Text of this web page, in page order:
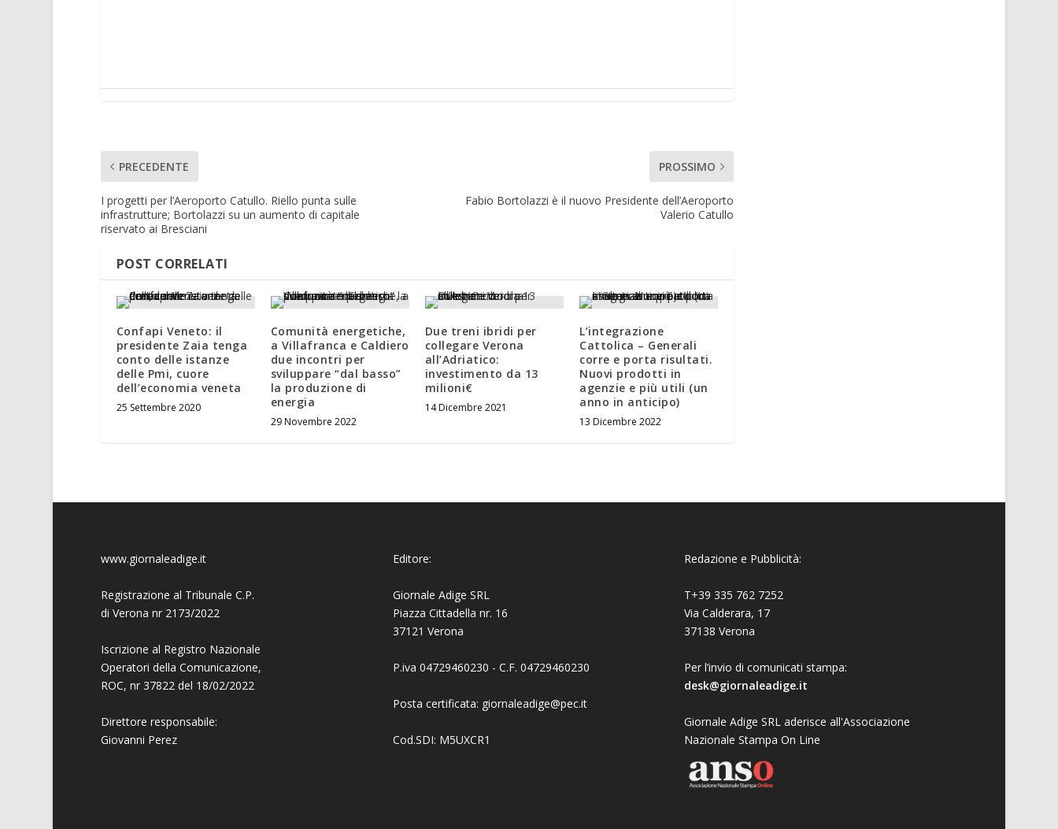
PRECEDENTE
I progetti per l’Aeroporto Catullo. Riello punta sulle
infrastrutture; Bortolazzi su un aumento di capitale
riservato ai Bresciani
PROSSIMO
Fabio Bortolazzi è il nuovo Presidente dell’Aeroporto
Valerio Catullo
POST CORRELATI
Confapi Veneto: il
presidente Zaia tenga
conto delle istanze
delle Pmi, cuore
dell’economia veneta
25 Settembre 2020
Comunità energetiche,
a Villafranca e Caldiero
due incontri per
sviluppare “dal basso”
la produzione di
energia
29 Novembre 2022
Due treni ibridi per
collegare Verona
all’Adriatico:
investimento da 13
milioni€
14 Dicembre 2021
L’integrazione
Cattolica – Generali
corre e porta risultati.
Nuovi prodotti in
agenzie e più utili (un
anno in anticipo)
13 Dicembre 2022
www.giornaleadige.it
Registrazione al Tribunale C.P.
di Verona nr 2173/2022
Iscrizione al Registro Nazionale
Operatori della Comunicazione,
ROC, nr 37822 del 18/02/2022
Direttore responsabile:
Giovanni Perez
Editore:
Giornale Adige SRL
Piazza Cittadella nr. 16
37121 Verona
P.iva 04729460230 - C.F. 04729460230
Posta certificata: giornaleadige@pec.it
Cod.SDI: M5UXCR1
Redazione e Pubblicità:
T+39 335 762 7252
Via Calderara, 17
37138 Verona
Per l’invio di comunicati stampa:
desk@giornaleadige.it
Giornale Adige SRL aderisce all'Associazione
Nazionale Stampa On Line